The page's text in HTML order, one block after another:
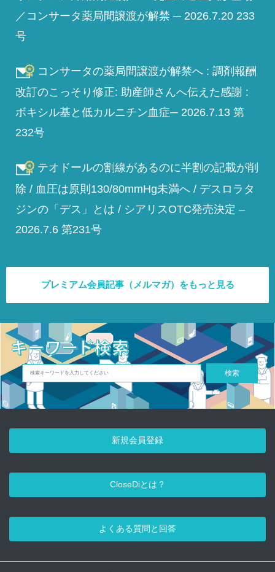
／コンサータ薬局間譲渡が解禁 ─ 2026.7.20 233
号
コンサータの薬局間譲渡が解禁へ : 調剤報酬
改訂のこっそり修正: 助産師さんへ伝えた感謝 :
ボキシル基と低カルニチン血症─ 2026.7.13 第
232号
テオドールの割線があるのに半割の記載が削
除 / 血圧は原則130/80mmHg未満へ / デスロラタ
ジンの「デス」とは / シアリスOTC発売決定 –
2026.7.6 第231号
プレミアム会員記事（メルマガ）をもっと見る
検索
新規会員登録
CloseDiとは？
よくある質問と回答